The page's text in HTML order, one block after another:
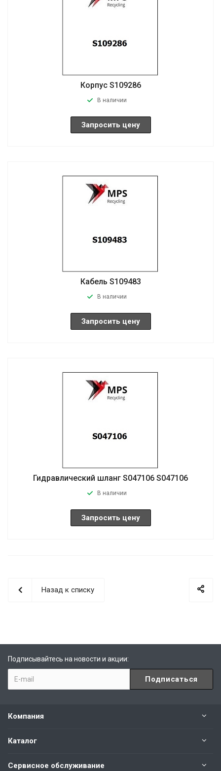
Корпус S109286
В наличии
Запросить цену
Кабель S109483
В наличии
Запросить цену
Гидравлический шланг S047106 S047106
В наличии
Запросить цену
Назад к списку
Подписывайтесь на новости и акции:
Компания
Каталог
Сервисное обслуживание